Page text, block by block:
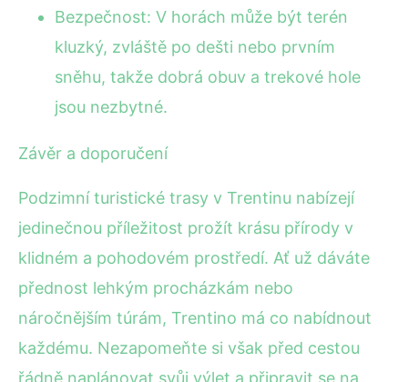
Bezpečnost: V horách může být terén
kluzký, zvláště po dešti nebo prvním
sněhu, takže dobrá obuv a trekové hole
jsou nezbytné.
Závěr a doporučení
Podzimní turistické trasy v Trentinu nabízejí
jedinečnou příležitost prožít krásu přírody v
klidném a pohodovém prostředí. Ať už dáváte
přednost lehkým procházkám nebo
náročnějším túrám, Trentino má co nabídnout
každému. Nezapomeňte si však před cestou
řádně naplánovat svůj výlet a připravit se na